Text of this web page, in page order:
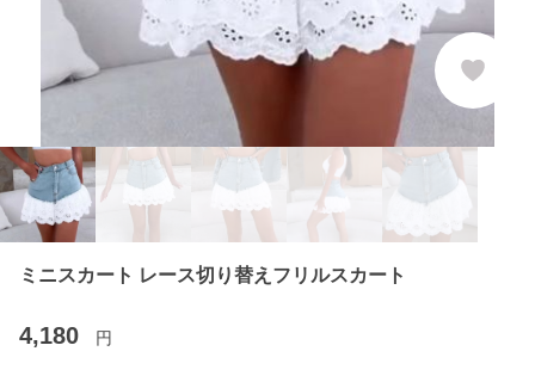
ミニスカート レース切り替えフリルスカート
4,180 円